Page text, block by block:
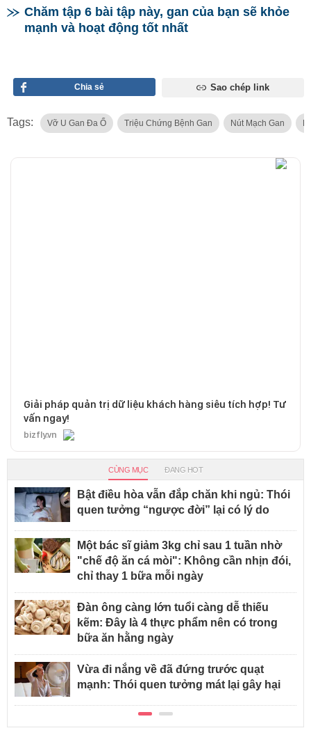
Chăm tập 6 bài tập này, gan của bạn sẽ khỏe
mạnh và hoạt động tốt nhất
Chia sẻ Sao chép link
Tags: Vỡ U Gan Đa Ổ Triệu Chứng Bệnh Gan Nút Mạch Gan
Giải pháp quản trị dữ liệu khách hàng siêu tích hợp! Tư
vấn ngay!
bizfly.vn
CÙNG MỤC ĐANG HOT
Bật điều hòa vẫn đắp chăn khi ngủ: Thói
quen tưởng “ngược đời” lại có lý do
Một bác sĩ giảm 3kg chỉ sau 1 tuần nhờ
"chế độ ăn cá mòi": Không cần nhịn đói,
chỉ thay 1 bữa mỗi ngày
Đàn ông càng lớn tuổi càng dễ thiếu
kẽm: Đây là 4 thực phẩm nên có trong
bữa ăn hằng ngày
Vừa đi nắng về đã đứng trước quạt
mạnh: Thói quen tưởng mát lại gây hại